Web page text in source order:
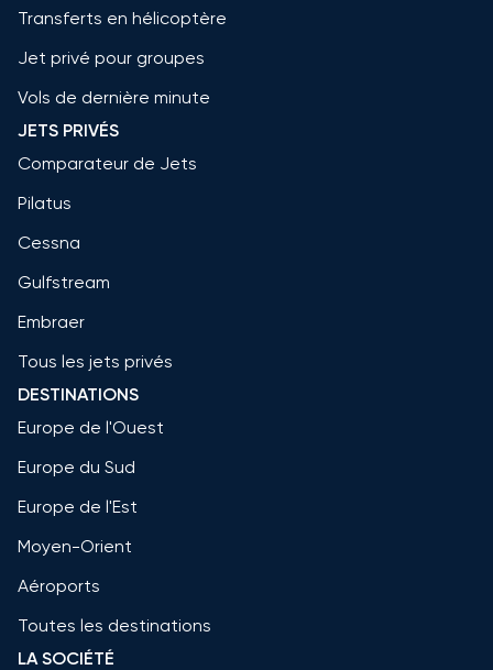
Transferts en hélicoptère
Jet privé pour groupes
Vols de dernière minute
JETS PRIVÉS
Comparateur de Jets
Pilatus
Cessna
Gulfstream
Embraer
Tous les jets privés
DESTINATIONS
Europe de l'Ouest
Europe du Sud
Europe de l'Est
Moyen-Orient
Aéroports
Toutes les destinations
LA SOCIÉTÉ